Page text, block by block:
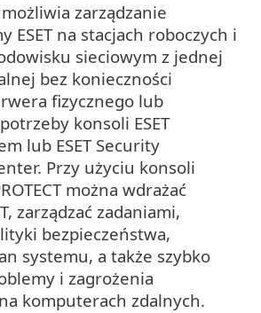
zarządzanie
ESET na stacjach roboczych i
sieciowym z jednej
bez konieczności
fizycznego lub
konsoli ESET
lub ESET Security
Przy użyciu konsoli
można wdrażać
zarządzać zadaniami,
bezpieczeństwa,
systemu, a także szybko
i zagrożenia
komputerach zdalnych.